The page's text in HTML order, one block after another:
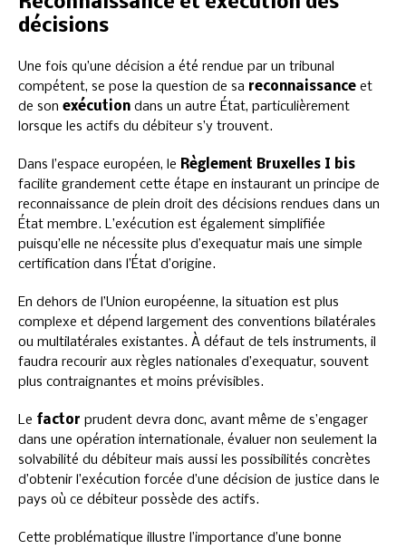
décisions
Une fois qu’une décision a été rendue par un tribunal
compétent, se pose la question de sa reconnaissance et
de son exécution dans un autre État, particulièrement
lorsque les actifs du débiteur s’y trouvent.
Dans l’espace européen, le Règlement Bruxelles I bis
facilite grandement cette étape en instaurant un principe de
reconnaissance de plein droit des décisions rendues dans un
État membre. L’exécution est également simplifiée
puisqu’elle ne nécessite plus d’exequatur mais une simple
certification dans l’État d’origine.
En dehors de l’Union européenne, la situation est plus
complexe et dépend largement des conventions bilatérales
ou multilatérales existantes. À défaut de tels instruments, il
faudra recourir aux règles nationales d’exequatur, souvent
plus contraignantes et moins prévisibles.
Le factor prudent devra donc, avant même de s’engager
dans une opération internationale, évaluer non seulement la
solvabilité du débiteur mais aussi les possibilités concrètes
d’obtenir l’exécution forcée d’une décision de justice dans le
pays où ce débiteur possède des actifs.
Cette problématique illustre l’importance d’une bonne